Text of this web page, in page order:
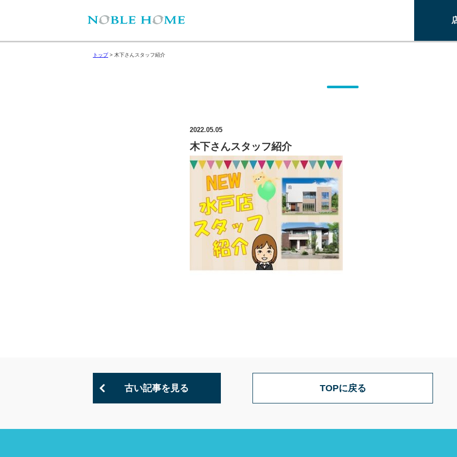
トップ> 木下さんスタッフ紹介
2022.05.05
木下さんスタッフ紹介
古い記事を見る TOPに戻る